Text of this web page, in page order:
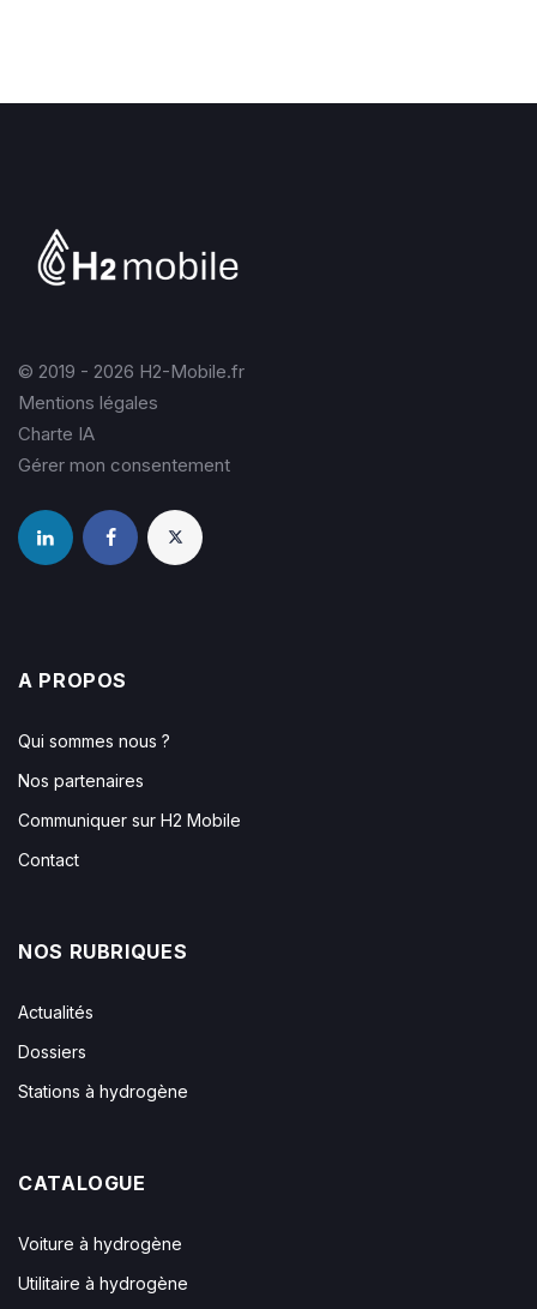
© 2019 - 2026 H2-Mobile.fr
Mentions légales
Charte IA
Gérer mon consentement
A PROPOS
Qui sommes nous ?
Nos partenaires
Communiquer sur H2 Mobile
Contact
NOS RUBRIQUES
Actualités
Dossiers
Stations à hydrogène
CATALOGUE
Voiture à hydrogène
Utilitaire à hydrogène